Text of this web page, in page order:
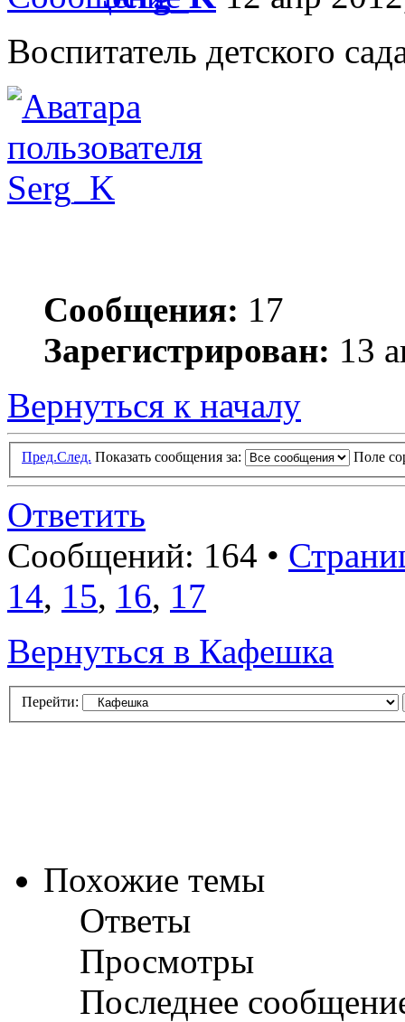
Воспитатель детского
Serg_K
Сообщения: 17
Зарегистрирован: 13
Вернуться к началу
Пред.След. Показать сообщения за: Поле
Ответить
Сообщений: 164 •
14, 15, 16, 17
Вернуться в Кафешка
Перейти:
Похожие темы
Ответы
Просмотры
Последнее